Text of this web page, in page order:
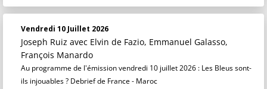
Vendredi 10 Juillet 2026
Joseph Ruiz avec Elvin de Fazio, Emmanuel Galasso,
François Manardo
Au programme de l'émission vendredi 10 juillet 2026 : Les Bleus sont-
ils injouables ? Debrief de France - Maroc